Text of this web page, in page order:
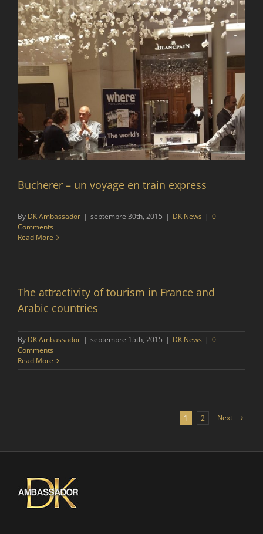
Bucherer – un voyage en train express
By DK Ambassador | septembre 30th, 2015 | DK News | 0
Comments
Read More
The attractivity of tourism in France and
Arabic countries
By DK Ambassador | septembre 15th, 2015 | DK News | 0
Comments
Read More
1 2 Next